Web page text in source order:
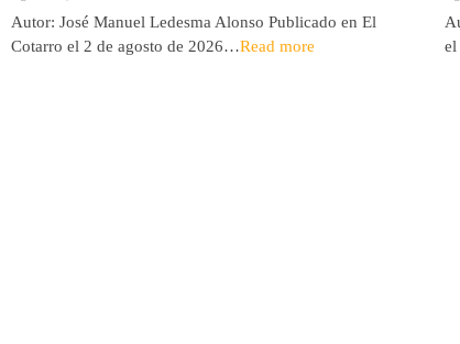
Autor: José Manuel Ledesma Alonso Publicado en El
Cotarro el 2 de agosto de 2026…Read more